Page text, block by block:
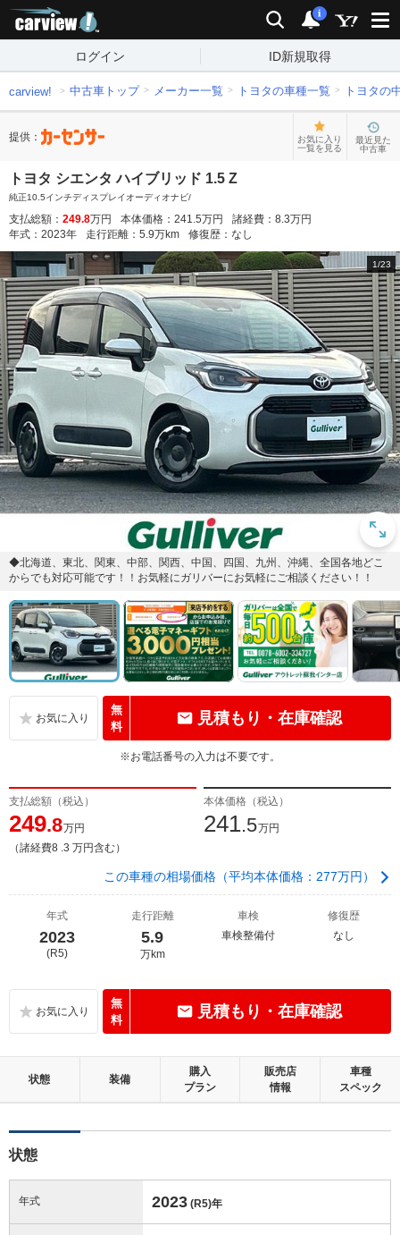
検索 通知
i
ログイン ID新規取得
carview! 中古車トップ メーカー一覧 トヨタの車種一覧 トヨタの
提供：
お気に入り
一覧を見る
最近見た
中古車
トヨタ シエンタ ハイブリッド 1.5 Z
純正10.5インチディスプレイオーディオナビ/
支払総額： 249.8万円 本体価格： 241.5万円 諸経費： 8.3万円
年式： 2023年 走行距離： 5.9万km 修復歴： なし
1/23
◆北海道、東北、関東、中部、関西、中国、四国、九州、沖縄、全国各地どこ
からでも対応可能です！！お気軽にガリバーにお気軽にご相談ください！！
無
料
見積もり・在庫確認
※お電話番号の入力は不要です。
支払総額（税込）
249.8万円
（諸経費8 .3 万円含む）
本体価格（税込）
241.5万円
この車種の相場価格（平均本体価格：277万円）
年式
2023
(R5)
走行距離
5.9
万km
車検
車検整備付
修復歴
なし
無
料
見積もり・在庫確認
状態 装備
購入
プラン
販売店
情報
車種
スペック
状態
年式 2023 (R5)年